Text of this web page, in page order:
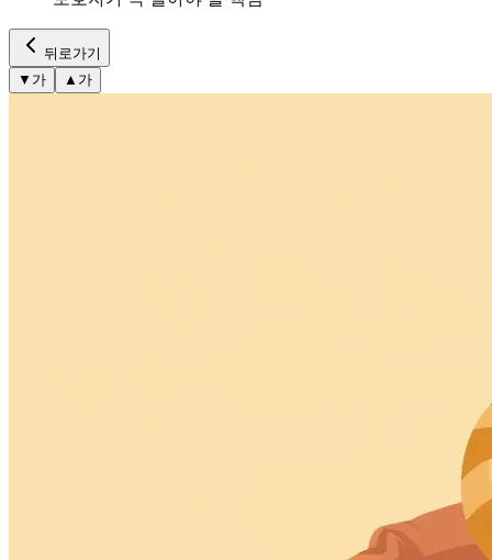
뒤로가기
▼ 가 ▲ 가